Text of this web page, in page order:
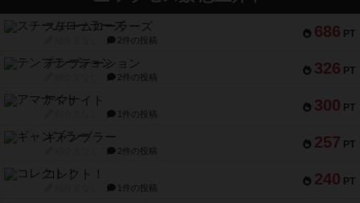
686 PT
スチームローラーズ
2件の投稿
326 PT
テンプテーション
2件の投稿
300 PT
アマナイト
1件の投稿
257 PT
ギャンブラー
2件の投稿
240 PT
コレクト！
1件の投稿